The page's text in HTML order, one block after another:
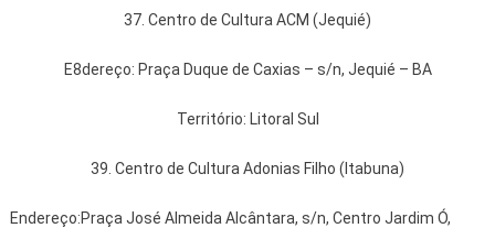
37. Centro de Cultura ACM (Jequié)
E8dereço: Praça Duque de Caxias – s/n, Jequié – BA
Território: Litoral Sul
39. Centro de Cultura Adonias Filho (Itabuna)
Endereço:Praça José Almeida Alcântara, s/n, Centro Jardim Ó,